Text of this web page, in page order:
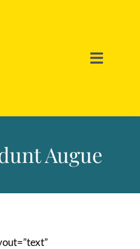
Toggle
Augue